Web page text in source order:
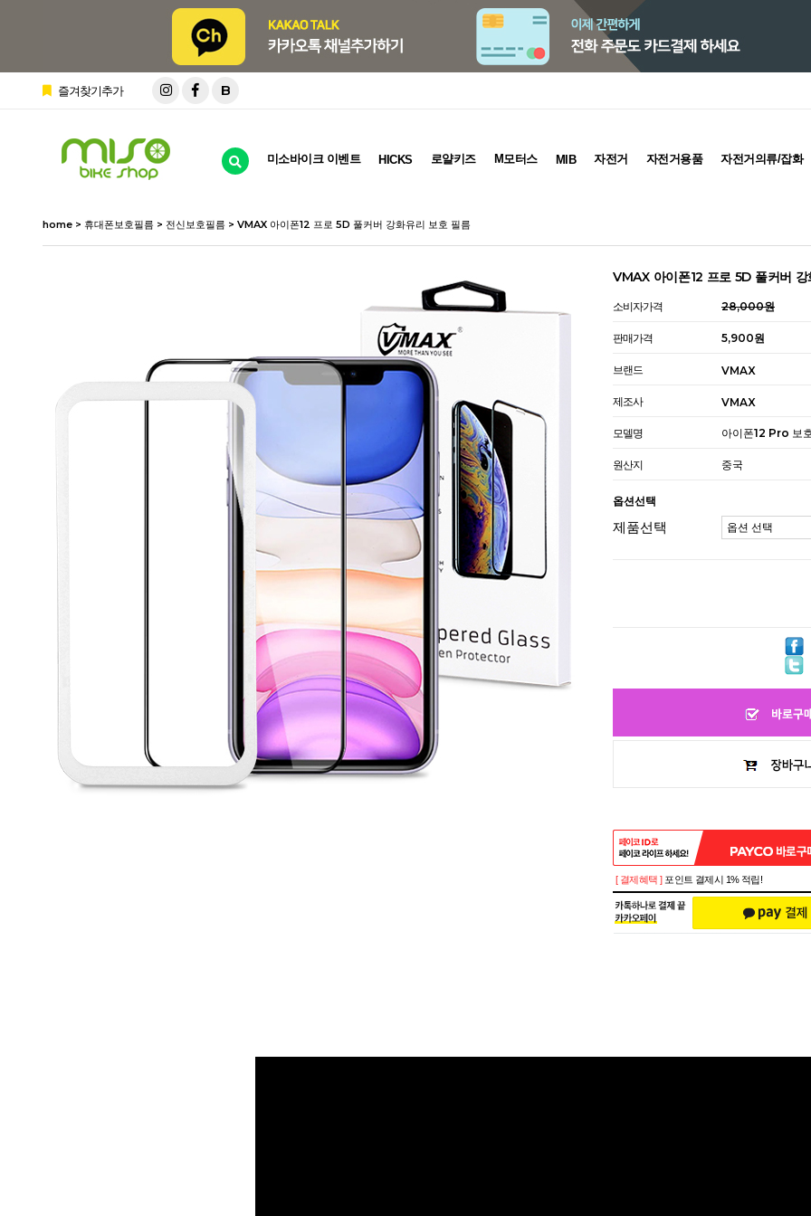
즐겨찾기추가 B
미소바이크 이벤트 HICKS 로얄키즈 M모터스 MIB 자전거 자전거용품 자전거의류/잡화
home > 휴대폰보호필름 > 전신보호필름 > VMAX 아이폰12 프로 5D 풀커버 강화유리 보호 필름
VMAX 아이폰12 프로 5D 풀커버
소비자가격 28,000원
판매가격 5,900원
브랜드 VMAX
제조사 VMAX
모델명 아이폰12 Pro 보
원산지 중국
옵션선택
제품선택
[ 결제혜택 ] 포인트 결제시 1% 적립!